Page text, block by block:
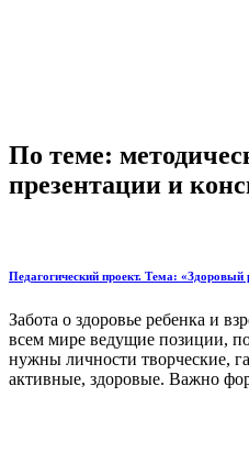
По теме:
презентации и
Педагогический проект. Тема: «Здоровый
Забота о здоровье ребенка и
всем мире ведущие позиции,
нужны личности творческие,
активные, здоровые. Важно